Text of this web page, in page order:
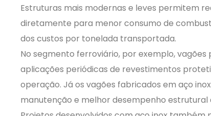
Estruturas mais modernas e leves permitem
diretamente para menor consumo de
dos custos por tonelada transportada.
No segmento ferroviário, por exemplo,
aplicações periódicas de revestimentos
operação. Já os vagões fabricados em aço
manutenção e melhor desempenho estrutural